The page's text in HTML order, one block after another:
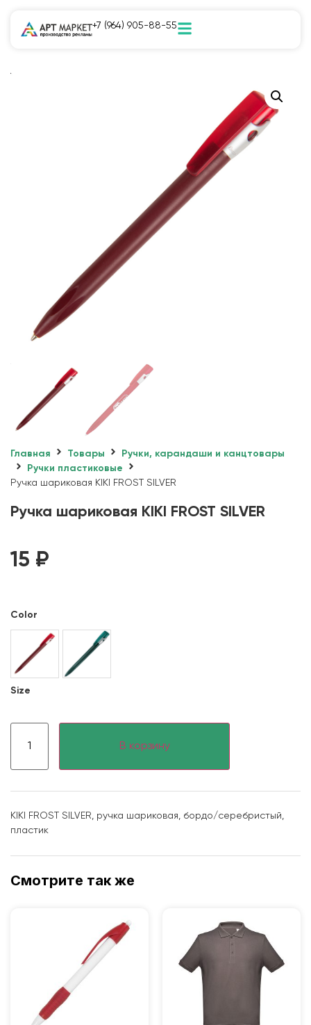
+7 (964) 905-88-55
Главная Товары
Ручки, карандаши и канцтовары
Ручки пластиковые
Ручка шариковая KIKI FROST SILVER
Ручка шариковая KIKI FROST SILVER
15 ₽
Color
Size
В корзину
KIKI FROST SILVER, ручка шариковая, бордо/серебристый,
пластик
Смотрите так же